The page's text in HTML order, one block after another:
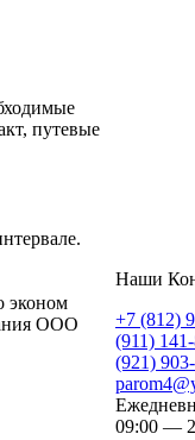
путевые
эконом
ООО
Наши
+7 (812)
(911)
(921)
09:00 —